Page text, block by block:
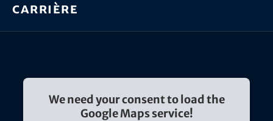
Carrière
We need your consent to load the
Google Maps service!